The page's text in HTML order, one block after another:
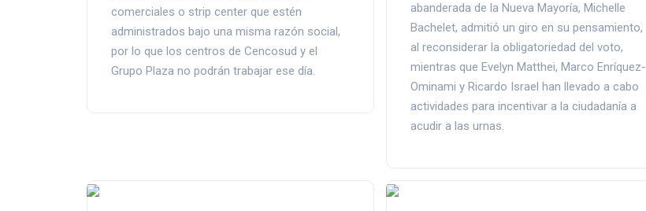
comerciales o strip center que estén
administrados bajo una misma razón social,
por lo que los centros de Cencosud y el
Grupo Plaza no podrán trabajar ese día.
abanderada de la Nueva Mayoría, Michelle
Bachelet, admitió un giro en su pensamiento,
al reconsiderar la obligatoriedad del voto,
mientras que Evelyn Matthei, Marco Enríquez-
Ominami y Ricardo Israel han llevado a cabo
actividades para incentivar a la ciudadanía a
acudir a las urnas.